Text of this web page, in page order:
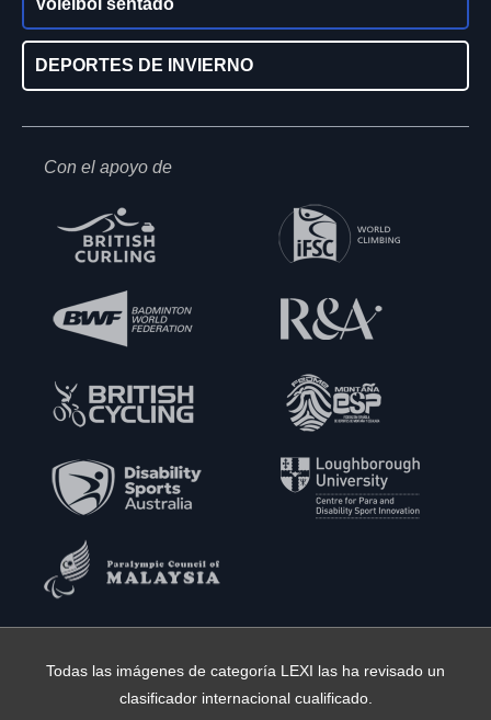
DEPORTES DE INVIERNO
Con el apoyo de
Todas las imágenes de categoría LEXI las ha revisado un
clasificador internacional cualificado.